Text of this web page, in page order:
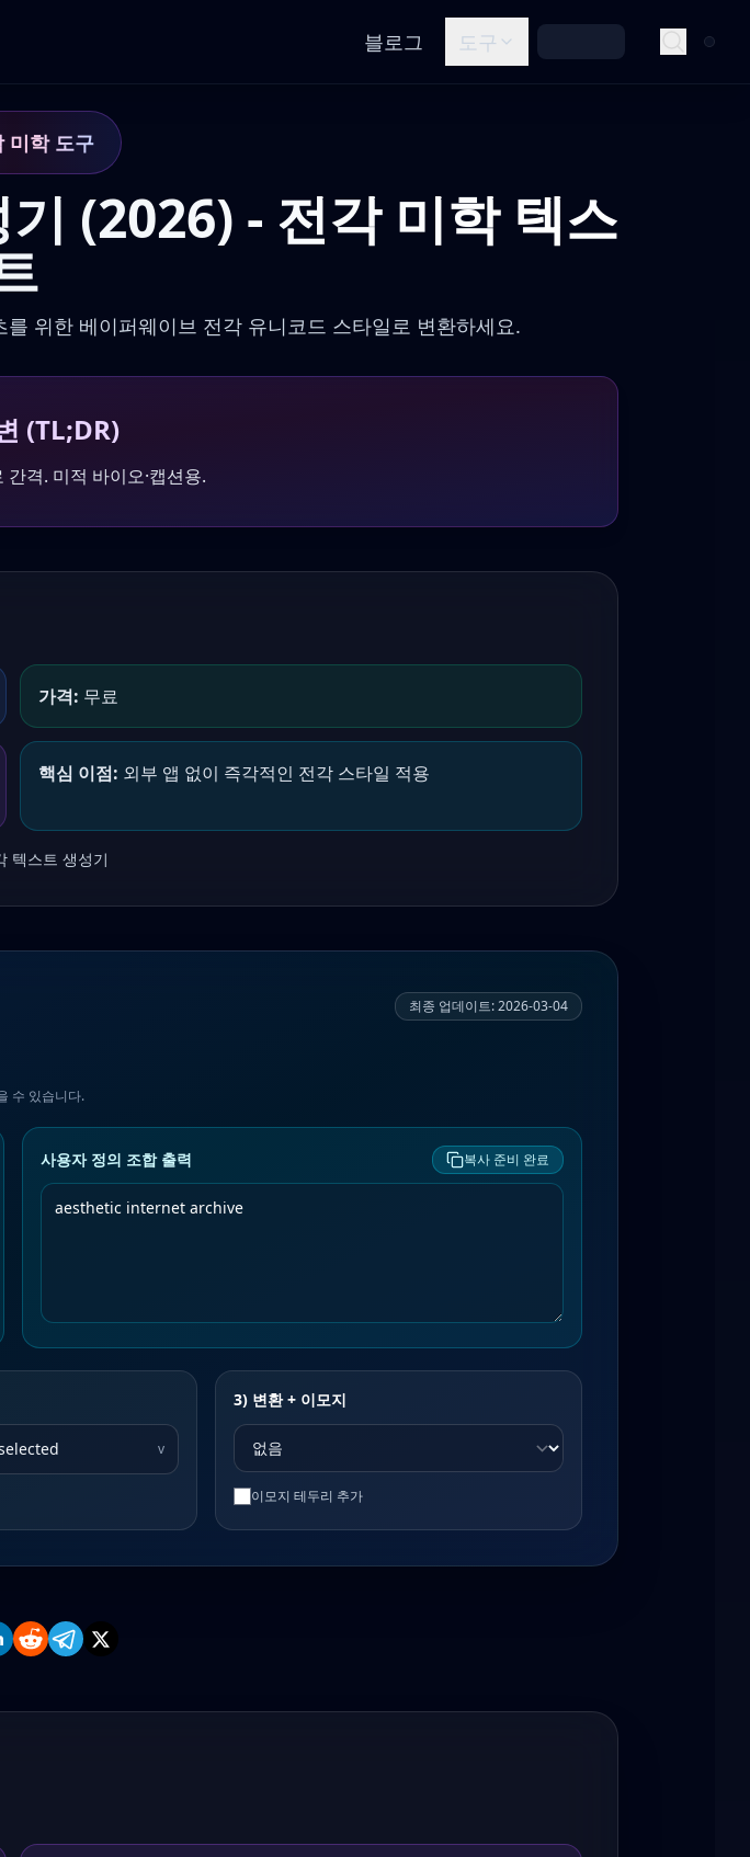
블로그 도구
미학 도구
(2026) - 전각 미학 텍스
위한 베이퍼웨이브 전각 유니코드 스타일로 변환하세요.
(TL;DR)
격. 미적 바이오·캡션용.
가격: 무료
핵심 이점: 외부 앱 없이 즉각적인 전각 스타일 적용
텍스트 생성기
최종 업데이트:2026-03-04
수 있습니다.
사용자 정의 조합 출력 복사 준비 완료
v
3) 변환 + 이모지
이모지 테두리 추가